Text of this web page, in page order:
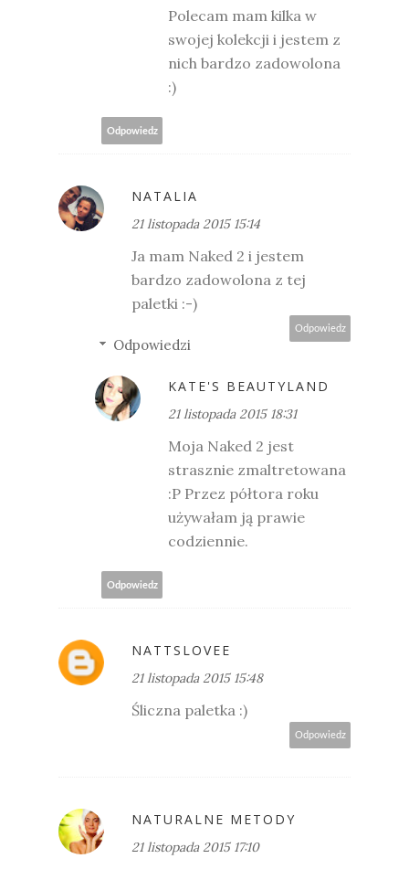
Polecam mam kilka w
swojej kolekcji i jestem z
nich bardzo zadowolona
:)
Odpowiedz
NATALIA
21 listopada 2015 15:14
Ja mam Naked 2 i jestem
bardzo zadowolona z tej
paletki :-)
Odpowiedz
Odpowiedzi
KATE'S BEAUTYLAND
21 listopada 2015 18:31
Moja Naked 2 jest
strasznie zmaltretowana
:P Przez półtora roku
używałam ją prawie
codziennie.
Odpowiedz
NATTSLOVEE
21 listopada 2015 15:48
Śliczna paletka :)
Odpowiedz
NATURALNE METODY
21 listopada 2015 17:10